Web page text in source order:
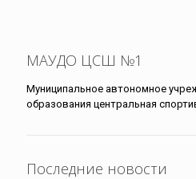
МАУДО ЦСШ №1
Муниципальное автономное
образования центральная
Последние новости